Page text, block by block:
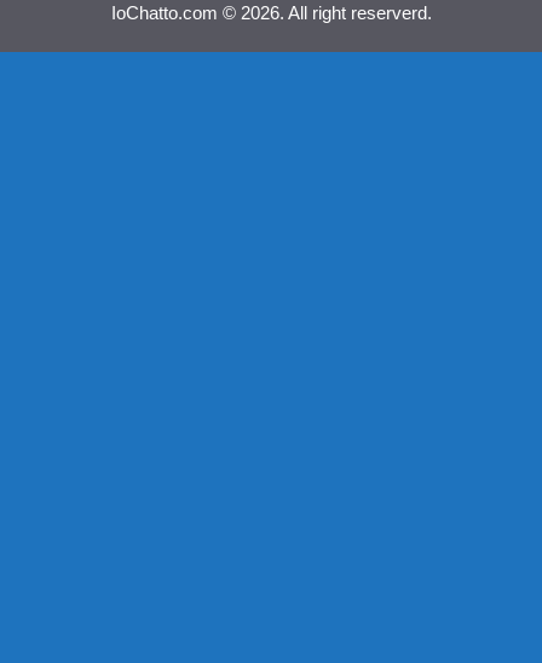
IoChatto.com © 2026. All right reserverd.